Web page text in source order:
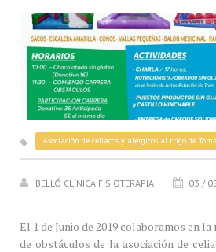
Asociación de celiacos y alérgicos al trigo de
BELLÓ CLÍNICA FISIOTERAPIA 03 /
El 1 de Junio de 2019 colaboramos en
de obstáculos de la asociación de